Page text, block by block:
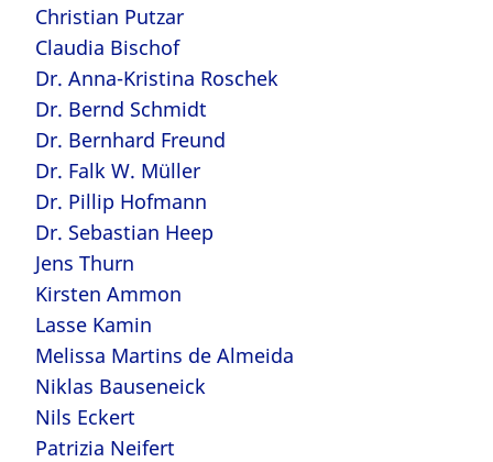
Christian Putzar
Claudia Bischof
Dr. Anna-Kristina Roschek
Dr. Bernd Schmidt
Dr. Bernhard Freund
Dr. Falk W. Müller
Dr. Pillip Hofmann
Dr. Sebastian Heep
Jens Thurn
Kirsten Ammon
Lasse Kamin
Melissa Martins de Almeida
Niklas Bauseneick
Nils Eckert
Patrizia Neifert